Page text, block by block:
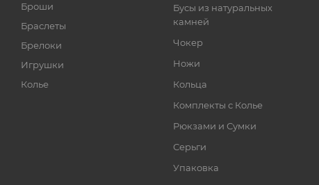
Броши
Браслеты
Брелоки
Игрушки
Колье
Бусы из натуральных
камней
Чокер
Ножи
Кольца
Комплекты с Колье
Рюкзами и Сумки
Серьги
Упаковка